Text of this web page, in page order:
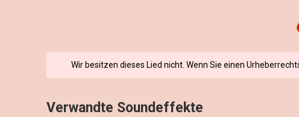
Wir besitzen dieses Lied nicht. Wenn Sie einen
Verwandte Soundeffekte